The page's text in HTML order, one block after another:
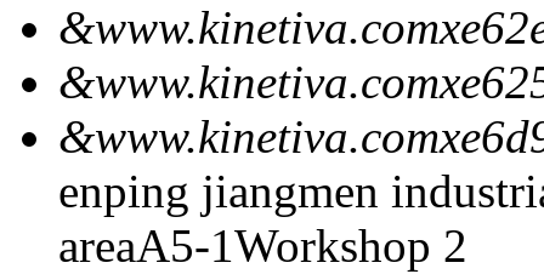
enping jiangmen
areaA5-1Workshop 2